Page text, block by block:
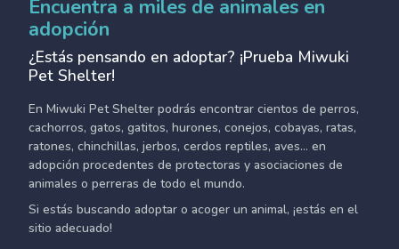
Encuentra a miles de animales en
adopción
¿Estás pensando en adoptar? ¡Prueba Miwuki
Pet Shelter!
En Miwuki Pet Shelter podrás encontrar cientos de perros,
cachorros, gatos, gatitos, hurones, conejos, cobayas, ratas,
ratones, chinchillas, jerbos, cerdos reptiles, aves... en
adopción procedentes de protectoras y asociaciones de
animales o perreras de todo el mundo.
Si estás buscando adoptar o acoger un animal, ¡estás en el
sitio adecuado!